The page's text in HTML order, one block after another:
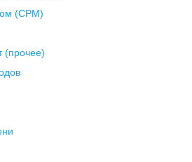
(CPM)
(прочее)